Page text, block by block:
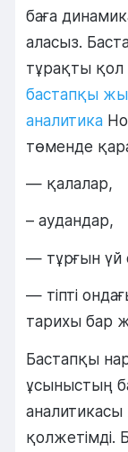
баға
аласыз.
тұрақты қол
бастапқы
аналитика
төменде
— қалалар,
– аудандар,
— тұрғын үй
— тіпті
тарихы бар
Бастапқы
ұсыныстың
қолжетімді.